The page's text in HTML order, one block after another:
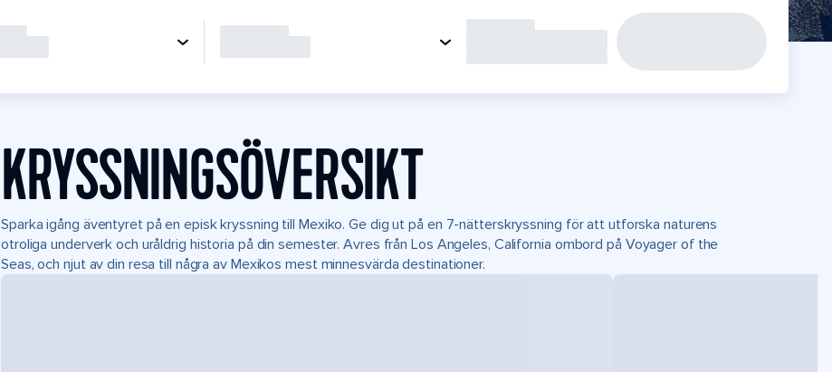
KRYSSNINGSÖVERSIKT
Sparka igång äventyret på en episk kryssning till Mexiko. Ge dig ut på en 7-nätterskryssning för att utforska naturens
otroliga underverk och uråldrig historia på din semester. Avres från Los Angeles, California ombord på Voyager of the
Seas, och njut av din resa till några av Mexikos mest minnesvärda destinationer.